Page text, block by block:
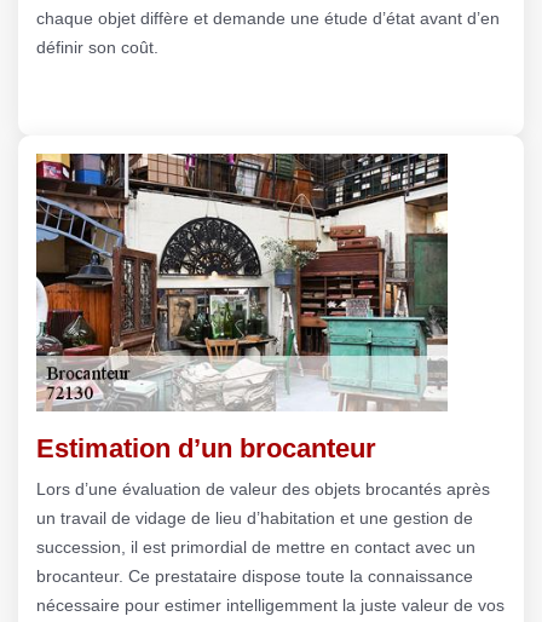
chaque objet diffère et demande une étude d’état avant d’en
définir son coût.
Estimation d’un brocanteur
Lors d’une évaluation de valeur des objets brocantés après
un travail de vidage de lieu d’habitation et une gestion de
succession, il est primordial de mettre en contact avec un
brocanteur. Ce prestataire dispose toute la connaissance
nécessaire pour estimer intelligemment la juste valeur de vos